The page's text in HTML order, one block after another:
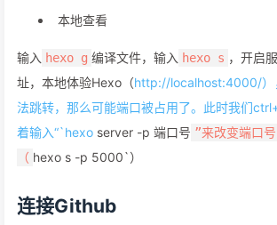
本地查看
输入 hexo g 编译文件，输入 hexo s ，开启
址，本地体验Hexo（http://localhost:4000/）
法跳转，那么可能端口被占用了。此时我们
着输入“`hexo server -p 端口号 ”来改变端口
（ hexo s -p 5000`）
连接Github